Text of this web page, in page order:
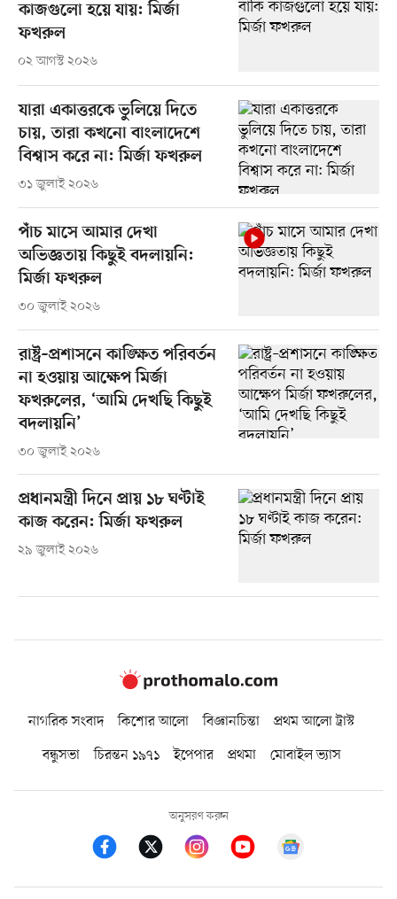
কাজগুলো হয়ে যায়: মির্জা
ফখরুল
০২ আগস্ট ২০২৬
যারা একাত্তরকে ভুলিয়ে দিতে
চায়, তারা কখনো বাংলাদেশে
বিশ্বাস করে না: মির্জা ফখরুল
৩১ জুলাই ২০২৬
পাঁচ মাসে আমার দেখা
অভিজ্ঞতায় কিছুই বদলায়নি:
মির্জা ফখরুল
৩০ জুলাই ২০২৬
রাষ্ট্র–প্রশাসনে কাঙ্ক্ষিত পরিবর্তন
না হওয়ায় আক্ষেপ মির্জা
ফখরুলের, ‘আমি দেখছি কিছুই
বদলায়নি’
৩০ জুলাই ২০২৬
প্রধানমন্ত্রী দিনে প্রায় ১৮ ঘণ্টাই
কাজ করেন: মির্জা ফখরুল
২৯ জুলাই ২০২৬
নাগরিক সংবাদ কিশোর আলো বিজ্ঞানচিন্তা
প্রথম আলো ট্রাস্ট
বন্ধুসভা
চিরন্তন ১৯৭১ ইপেপার প্রথমা মোবাইল ভ্যাস
অনুসরণ করুন